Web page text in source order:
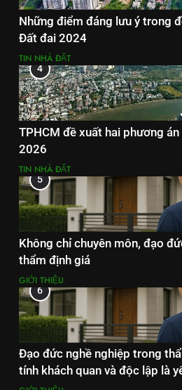
Những điểm đáng lưu ý trong
Đất đai 2024
TIN NHÀ ĐẤT
4
TPHCM đề xuất hai phương
2026
TIN NHÀ ĐẤT
5
Không chỉ chuyên môn, đạo
thẩm định giá
GIỚI THIỆU
6
Đạo đức nghề nghiệp trong
tính khách quan và độc lập là